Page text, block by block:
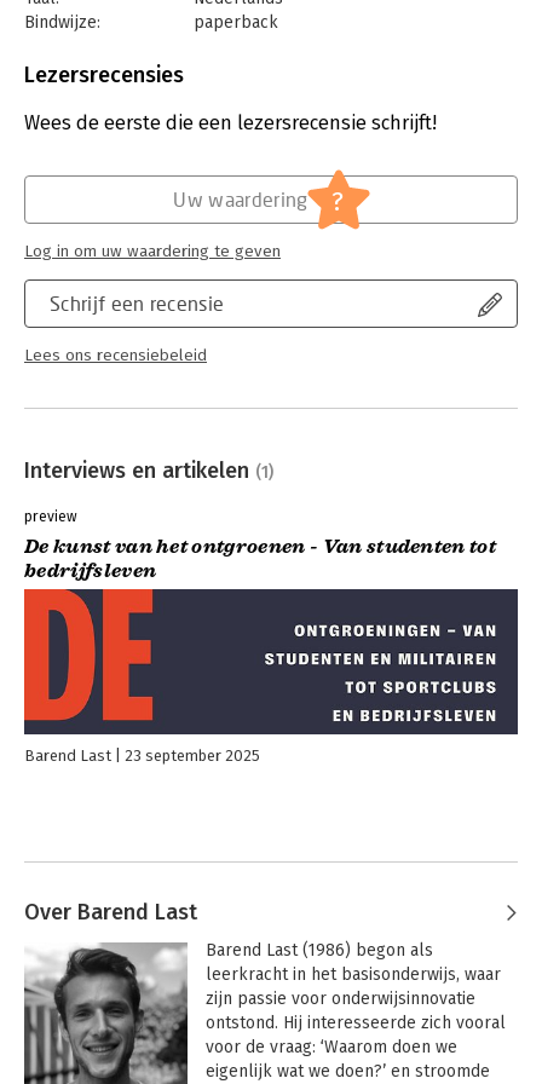
Bindwijze:
paperback
Uitgever:
Verschijningsdatum:
19-8-2025
Mens en maatschappij
Lezersrecensies
Wees de eerste die een lezersrecensie schrijft!
Schrijf een recensie
Lees ons recensiebeleid
Uw waardering ?
Log in om uw waardering te geven
Interviews en artikelen (1)
preview
De kunst van het ontgroenen - Van studenten tot
bedrijfsleven
Barend Last 23 september 2025
Over Barend Last
Barend Last (1986) begon als
leerkracht in het basisonderwijs, waar
zijn passie voor onderwijsinnovatie
ontstond. Hij interesseerde zich vooral
voor de vraag: ‘Waarom doen we
eigenlijk wat we doen?’ en stroomde